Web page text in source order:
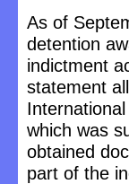
As of
detention
indictment
statement
which was
obtained
part of the